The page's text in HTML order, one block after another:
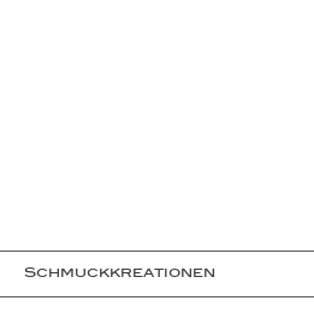
Schmuckkreationen